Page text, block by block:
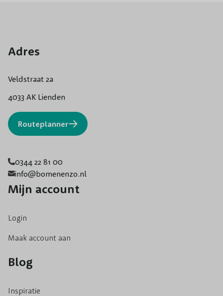
Adres
Veldstraat 2a
4033 AK Lienden
Routeplanner
0344 22 81 00
info@bomenenzo.nl
Mijn account
Login
Maak account aan
Blog
Inspiratie